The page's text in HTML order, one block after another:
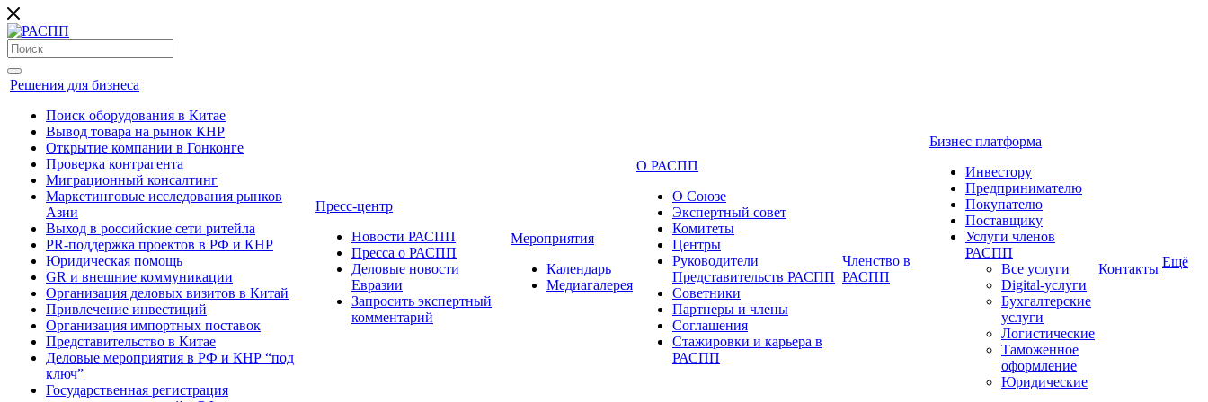
Решения для бизнеса
Поиск оборудования в Китае
Вывод товара на рынок КНР
Открытие компании в Гонконге
Проверка контрагента
Миграционный консалтинг
Маркетинговые исследования рынков
Азии
Выход в российские сети ритейла
PR-поддержка проектов в РФ и КНР
Юридическая помощь
GR и внешние коммуникации
Организация деловых визитов в Китай
Привлечение инвестиций
Организация импортных поставок
Представительство в Китае
Деловые мероприятия в РФ и КНР “под
ключ”
Государственная регистрация
Пресс-центр
Новости РАСПП
Пресса о РАСПП
Деловые новости
Евразии
Запросить экспертный
комментарий
Мероприятия
Календарь
Медиагалерея
О РАСПП
О Союзе
Экспертный совет
Комитеты
Центры
Руководители
Представительств РАСПП
Советники
Партнеры и члены
Соглашения
Стажировки и карьера в
РАСПП
Членство в
РАСПП
Бизнес платформа
Инвестору
Предпринимателю
Покупателю
Поставщику
Услуги членов
РАСПП
Все услуги
Digital-услуги
Бухгалтерские
услуги
Логистические
Таможенное
оформление
Юридические
Контакты Ещё